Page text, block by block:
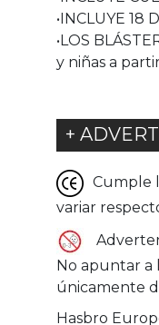
•INCLUYE
•LOS
y niñas a
+
Cumple
variar
No apuntar a
únicamente
Hasbro